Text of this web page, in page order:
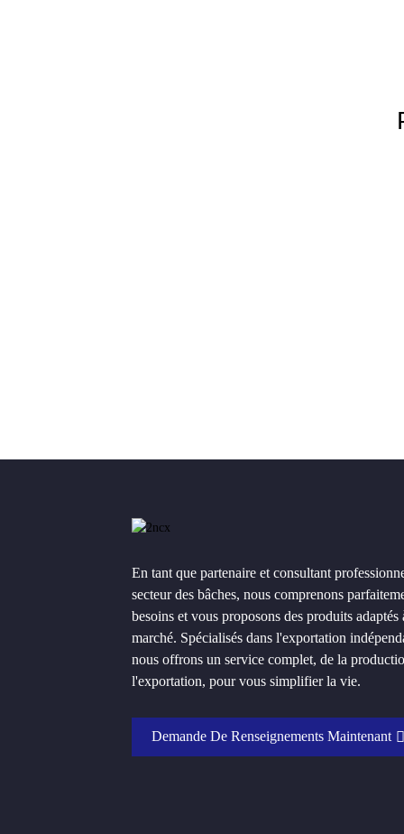
En tant que partenaire et consultant
secteur des bâches, nous comprenons
besoins et vous proposons des produits adaptés
marché. Spécialisés dans l'exportation
nous offrons un service complet, de la
l'exportation, pour vous simplifier la vie.
Demande De Renseignements Maintenant